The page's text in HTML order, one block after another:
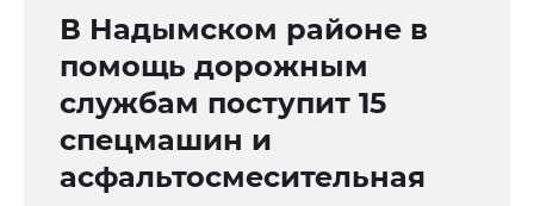
В Надымcком районе в
помощь дорожным
службам поступит 15
спецмашин и
асфальтосмесительная